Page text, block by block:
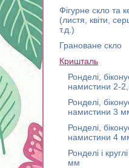
Фігурне скло та
(листя, квіти,
т.д.)
Грановане скло
Кришталь
Ронделі,
намистини 2-
Ронделі,
намистини 3
Ронделі,
намистини 4
Ронделі і
мм